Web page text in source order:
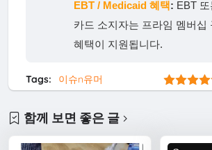
EBT / Medicaid 혜택: EBT
카드 소지자는 프라임 멤버십
혜택이 지원됩니다.
Tags: 이슈n유머
함께 보면 좋은 글